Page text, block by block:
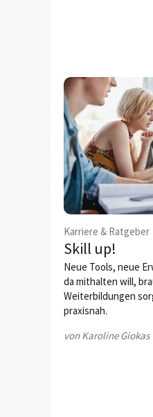
Karriere & Ratgeber
Skill up!
Neue Tools, neue
da mithalten will,
Weiterbildungen
praxisnah.
von Karoline Giokas